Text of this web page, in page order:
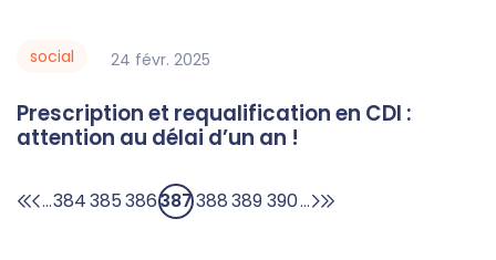
Prescription et requalification en CDI :
attention au délai d’un an !
24 févr. 2025
social
...384385386387388389390...